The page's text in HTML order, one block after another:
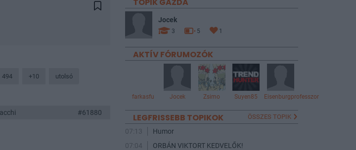
494 +10 utolsó
#61880
Jocek
3 5 1
AKTÍV FÓRUMOZÓK
farkasfu Jocek Zsimo Suyen85 Eisenburgprofesszor
LEGFRISSEBB TOPIKOK ÖSSZES TOPIK
07:13
Humor
07:04
ORBÁN VIKTORT KEDVELŐK!